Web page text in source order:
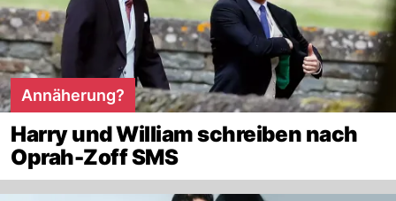
Annäherung?
Harry und William schreiben nach
Oprah-Zoff SMS